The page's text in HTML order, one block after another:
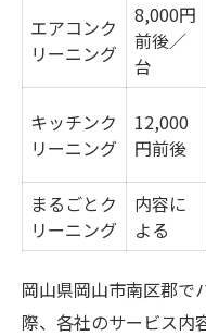
エアコンク
リーニング
8,000円
前後／
台
キッチンク
リーニング
12,000
円前後
まるごとク
リーニング
内容に
よる
岡山県岡山市南区郡で
際、各社のサービス内